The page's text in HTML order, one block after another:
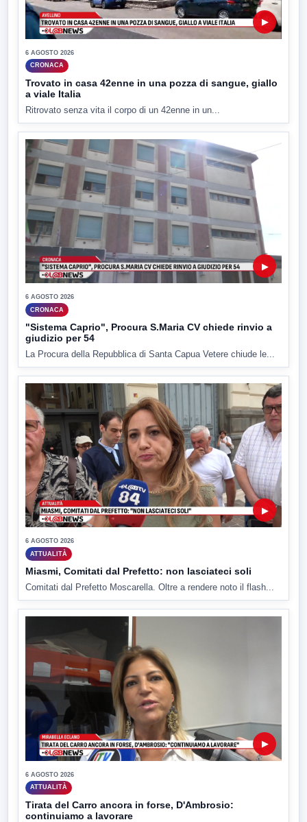
▶
6 AGOSTO 2026
CRONACA
Trovato in casa 42enne in una pozza di sangue, giallo
a viale Italia
Ritrovato senza vita il corpo di un 42enne in un...
▶
6 AGOSTO 2026
CRONACA
"Sistema Caprio", Procura S.Maria CV chiede rinvio a
giudizio per 54
La Procura della Repubblica di Santa Capua Vetere chiude le...
▶
6 AGOSTO 2026
ATTUALITÀ
Miasmi, Comitati dal Prefetto: non lasciateci soli
Comitati dal Prefetto Moscarella. Oltre a rendere noto il flash...
▶
6 AGOSTO 2026
ATTUALITÀ
Tirata del Carro ancora in forse, D'Ambrosio:
continuiamo a lavorare